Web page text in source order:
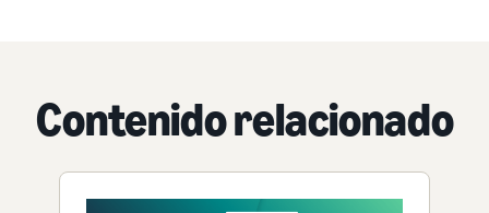
Contenido relacionado